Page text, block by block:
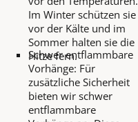
Im Winter schützen sie
vor der Kälte und im
Sommer halten sie die
Hitze fern.
Schwer entflammbare
Vorhänge: Für
zusätzliche Sicherheit
bieten wir schwer
entflammbare